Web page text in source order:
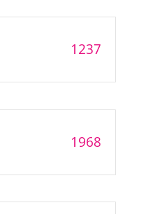
1237
1968